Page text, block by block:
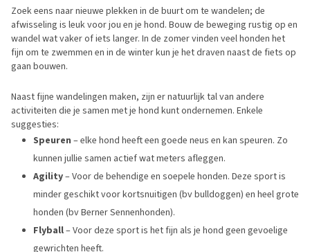
Zoek eens naar nieuwe plekken in de buurt om te wandelen; de
afwisseling is leuk voor jou en je hond. Bouw de beweging rustig op en
wandel wat vaker of iets langer. In de zomer vinden veel honden het
fijn om te zwemmen en in de winter kun je het draven naast de fiets op
gaan bouwen.
Naast fijne wandelingen maken, zijn er natuurlijk tal van andere
activiteiten die je samen met je hond kunt ondernemen. Enkele
suggesties:
Speuren – elke hond heeft een goede neus en kan speuren. Zo
kunnen jullie samen actief wat meters afleggen.
Agility– Voor de behendige en soepele honden. Deze sport is
minder geschikt voor kortsnuitigen (bv bulldoggen) en heel grote
honden (bv Berner Sennenhonden).
Flyball– Voor deze sport is het fijn als je hond geen gevoelige
gewrichten heeft.